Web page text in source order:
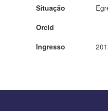
Situação
Orcid
Ingresso